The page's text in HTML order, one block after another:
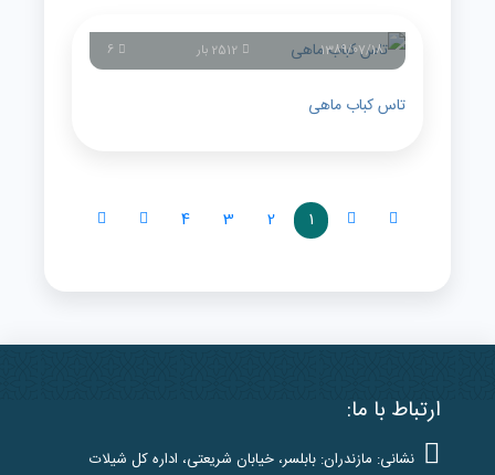
1389/07/18 2512 بار 6
تاس کباب ماهی
1
2
3
4
ارتباط با ما:
نشانی: مازندران: بابلسر، خیابان شریعتی، اداره کل شیلات